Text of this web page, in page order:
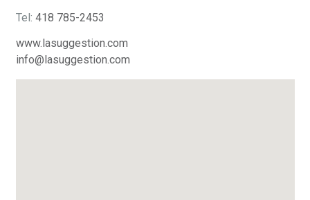
Tel: 418 785-2453
www.lasuggestion.com
info@lasuggestion.com